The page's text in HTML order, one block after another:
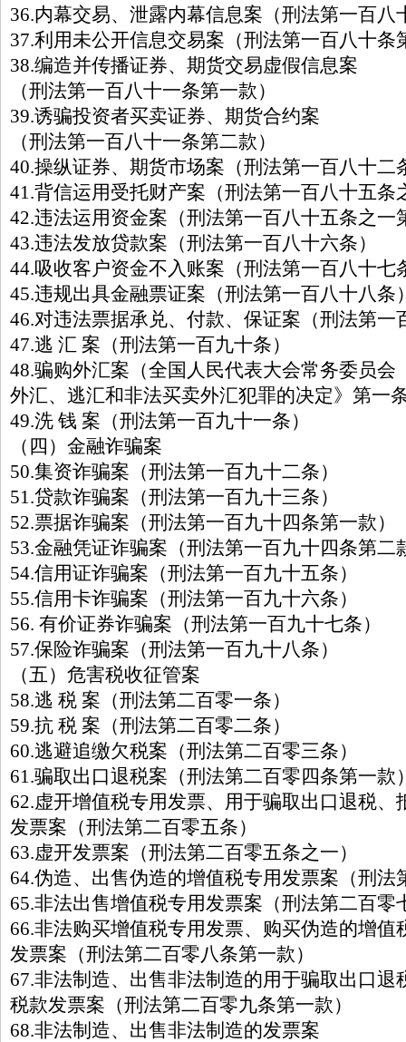
36.内幕交易、泄露内幕信息案（刑法第一百八
37.利用未公开信息交易案（刑法第一百八十条
38.编造并传播证券、期货交易虚假信息案
（刑法第一百八十一条第一款）
39.诱骗投资者买卖证券、期货合约案
（刑法第一百八十一条第二款）
40.操纵证券、期货市场案（刑法第一百八十二
41.背信运用受托财产案（刑法第一百八十五条
42.违法运用资金案（刑法第一百八十五条之一
43.违法发放贷款案（刑法第一百八十六条）
44.吸收客户资金不入账案（刑法第一百八十七
45.违规出具金融票证案（刑法第一百八十八条
46.对违法票据承兑、付款、保证案（刑法第一
47.逃 汇 案（刑法第一百九十条）
48.骗购外汇案（全国人民代表大会常务委员会
外汇、逃汇和非法买卖外汇犯罪的决定》第一
49.洗 钱 案（刑法第一百九十一条）
（四）金融诈骗案
50.集资诈骗案（刑法第一百九十二条）
51.贷款诈骗案（刑法第一百九十三条）
52.票据诈骗案（刑法第一百九十四条第一款）
53.金融凭证诈骗案（刑法第一百九十四条第二
54.信用证诈骗案（刑法第一百九十五条）
55.信用卡诈骗案（刑法第一百九十六条）
56. 有价证券诈骗案（刑法第一百九十七条）
57.保险诈骗案（刑法第一百九十八条）
（五）危害税收征管案
58.逃 税 案（刑法第二百零一条）
59.抗 税 案（刑法第二百零二条）
60.逃避追缴欠税案（刑法第二百零三条）
61.骗取出口退税案（刑法第二百零四条第一款
62.虚开增值税专用发票、用于骗取出口退税、
发票案（刑法第二百零五条）
63.虚开发票案（刑法第二百零五条之一）
64.伪造、出售伪造的增值税专用发票案（刑法
65.非法出售增值税专用发票案（刑法第二百零
66.非法购买增值税专用发票、购买伪造的增值
发票案（刑法第二百零八条第一款）
67.非法制造、出售非法制造的用于骗取出口退
税款发票案（刑法第二百零九条第一款）
68.非法制造、出售非法制造的发票案